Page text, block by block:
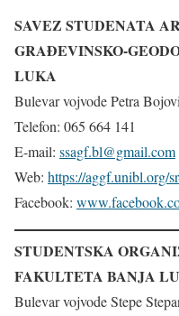
SAVEZ STUDENATA
GRAĐEVINSKO-
LUKA
Bulevar vojvode Petra
Telefon: 065 664 141
E-mail: ssagf.bl@gmail.com
Web: https://aggf.unibl.org/
Facebook:
STUDENTSKA
FAKULTETA BANJA
Bulevar vojvode Stepe